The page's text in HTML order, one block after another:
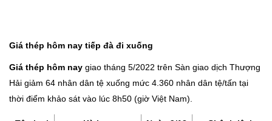
Giá thép hôm nay tiếp đà đi xuống
Giá thép hôm nay giao tháng 5/2022 trên Sàn giao dịch Thượng
Hải giảm 64 nhân dân tệ xuống mức 4.360 nhân dân tệ/tấn tại
thời điểm khảo sát vào lúc 8h50 (giờ Việt Nam).